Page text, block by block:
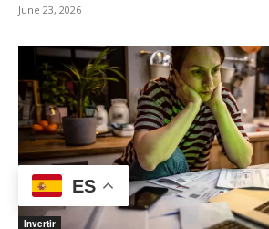
June 23, 2026
Invertir
ES